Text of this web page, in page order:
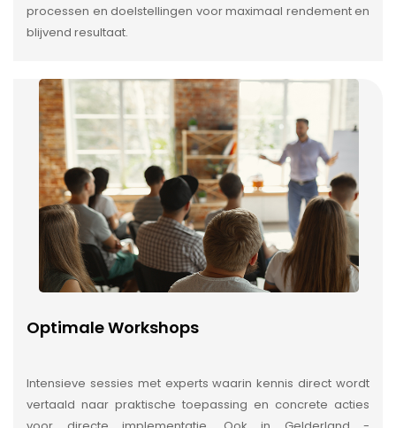
processen en doelstellingen voor maximaal rendement en
blijvend resultaat.
Optimale Workshops
Intensieve sessies met experts waarin kennis direct wordt
vertaald naar praktische toepassing en concrete acties